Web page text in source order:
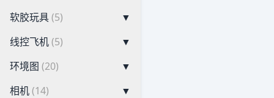
软胶玩具(5)
▼
线控飞机(5)
▼
环境图 (20)
▼
相机(14)
▼